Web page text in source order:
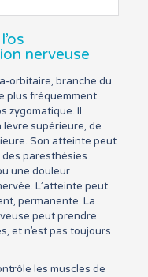
nerveuse
orbitaire, branche du
plus fréquemment
zygomatique. Il
lèvre supérieure, de
Son atteinte peut
paresthésies
une douleur
L’atteinte peut
permanente. La
peut prendre
et n’est pas toujours
les muscles de